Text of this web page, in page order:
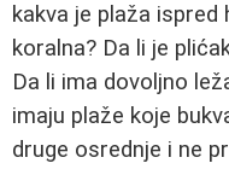
kakva je plaža ispred
koralna? Da li je
Da li ima dovoljno
imaju plaže koje
druge osrednje i ne